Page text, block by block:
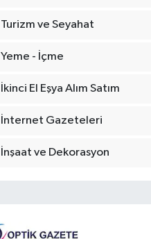
Turizm ve Seyahat
Yeme - İçme
İkinci El Eşya Alım Satım
İnternet Gazeteleri
İnşaat ve Dekorasyon